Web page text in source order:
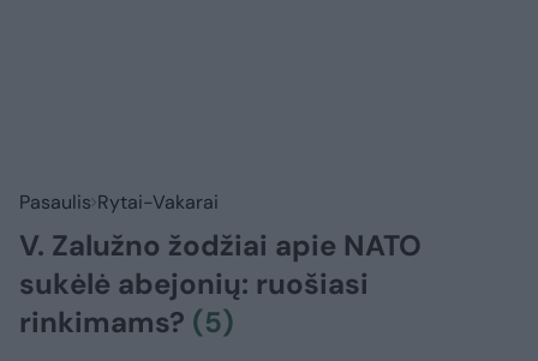
Pasaulis Rytai-Vakarai
V. Zalužno žodžiai apie NATO
sukėlė abejonių: ruošiasi
rinkimams? (5)